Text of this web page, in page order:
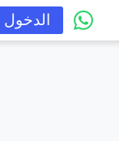
الدخول